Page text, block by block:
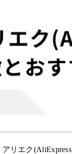
アリエク